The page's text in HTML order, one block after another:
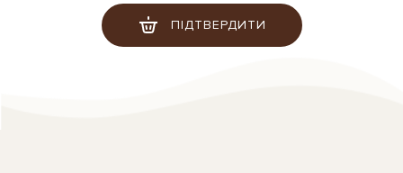
ПІДТВЕРДИТИ